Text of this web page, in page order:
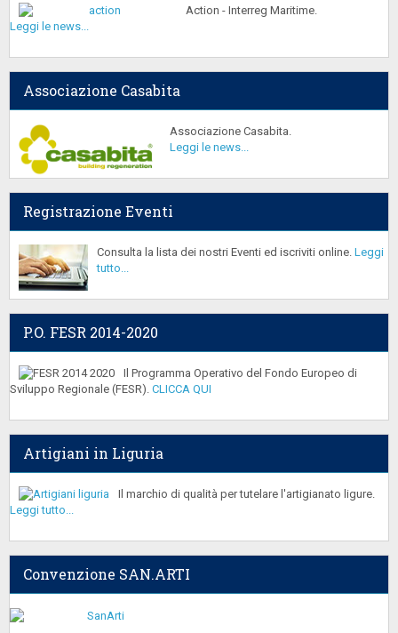
Action - Interreg Maritime.
Leggi le news...
Associazione Casabita
Associazione Casabita.
Leggi le news...
Registrazione Eventi
Consulta la lista dei nostri Eventi ed iscriviti online. Leggi
tutto...
P.O. FESR 2014-2020
Il Programma Operativo del Fondo Europeo di
Sviluppo Regionale (FESR). CLICCA QUI
Artigiani in Liguria
Il marchio di qualità per tutelare l'artigianato ligure.
Leggi tutto...
Convenzione SAN.ARTI